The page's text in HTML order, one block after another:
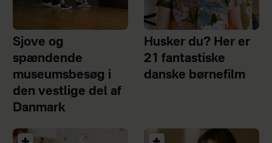
Sjove og
spændende
museumsbesøg i
den vestlige del af
Danmark
Husker du? Her er
21 fantastiske
danske børnefilm